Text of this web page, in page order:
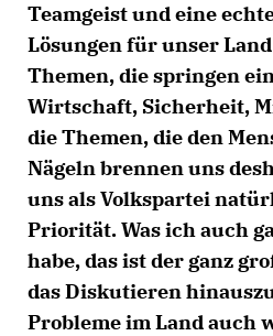
Teamgeist und eine
Lösungen für unser
Themen, die springen
Wirtschaft, Sicherheit,
die Themen, die den
Nägeln brennen uns
uns als Volkspartei
Priorität. Was ich auch
habe, das ist der ganz
das Diskutieren
Probleme im Land auch